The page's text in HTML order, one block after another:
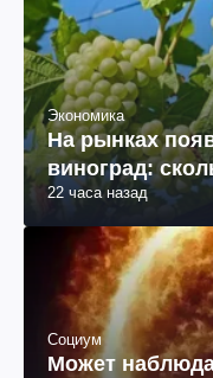
Экономика
На рынках
виноград:
22 часа назад
Социум
Может